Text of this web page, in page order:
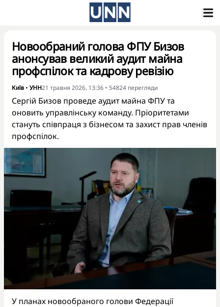
Новообраний голова ФПУ Бизов
анонсував великий аудит майна
профспілок та кадрову ревізію
Київ • УНН21 травня 2026, 13:36 • 54824 перегляди
Сергій Бизов проведе аудит майна ФПУ та
оновить управлінську команду. Пріоритетами
стануть співпраця з бізнесом та захист прав членів
профспілок.
У планах новообраного голови Федерації